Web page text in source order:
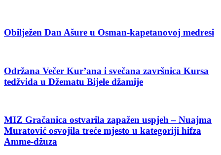
Obilježen Dan Ašure u Osman-kapetanovoj medresi
Održana Večer Kur’ana i svečana završnica Kursa
tedžvida u Džematu Bijele džamije
MIZ Gračanica ostvarila zapažen uspjeh – Nuajma
Muratović osvojila treće mjesto u kategoriji hifza
Amme-džuza